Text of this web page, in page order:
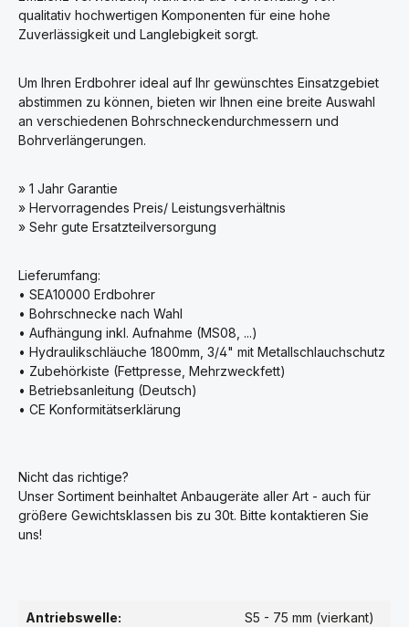
qualitativ hochwertigen Komponenten für eine hohe
Zuverlässigkeit und Langlebigkeit sorgt.
Um Ihren Erdbohrer ideal auf Ihr gewünschtes Einsatzgebiet
abstimmen zu können, bieten wir Ihnen eine breite Auswahl
an verschiedenen Bohrschneckendurchmessern und
Bohrverlängerungen.
» 1 Jahr Garantie
» Hervorragendes Preis/ Leistungsverhältnis
» Sehr gute Ersatzteilversorgung
Lieferumfang:
• SEA10000 Erdbohrer
• Bohrschnecke nach Wahl
• Aufhängung inkl. Aufnahme (MS08, ...)
• Hydraulikschläuche 1800mm, 3/4" mit Metallschlauchschutz
• Zubehörkiste (Fettpresse, Mehrzweckfett)
• Betriebsanleitung (Deutsch)
• CE Konformitätserklärung
Nicht das richtige?
Unser Sortiment beinhaltet Anbaugeräte aller Art - auch für
größere Gewichtsklassen bis zu 30t. Bitte kontaktieren Sie
uns!
Antriebswelle: S5 - 75 mm (vierkant)